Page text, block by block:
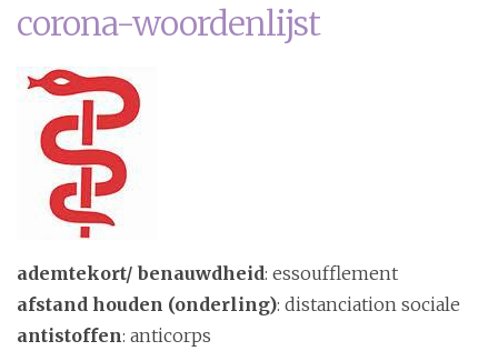
corona-woordenlijst
ademtekort/ benauwdheid: essoufflement
afstand houden (onderling): distanciation sociale
antistoffen: anticorps